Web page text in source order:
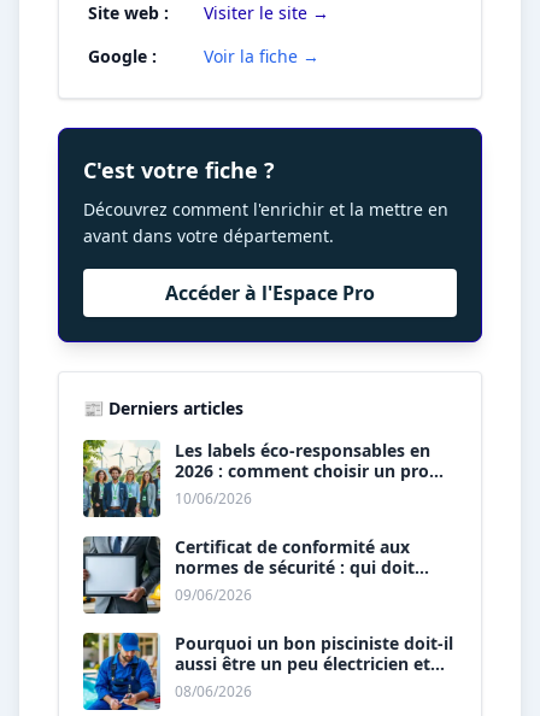
Site web :
Visiter le site →
Google :
Voir la fiche →
C'est votre fiche ?
Découvrez comment l'enrichir et la mettre en
avant dans votre département.
Accéder à l'Espace Pro
📰 Derniers articles
Les labels éco-responsables en
2026 : comment choisir un pro
« vert » ?
10/06/2026
Certificat de conformité aux
normes de sécurité : qui doit
vous le délivrer ?
09/06/2026
Pourquoi un bon pisciniste doit-il
aussi être un peu électricien et
plombier ?
08/06/2026